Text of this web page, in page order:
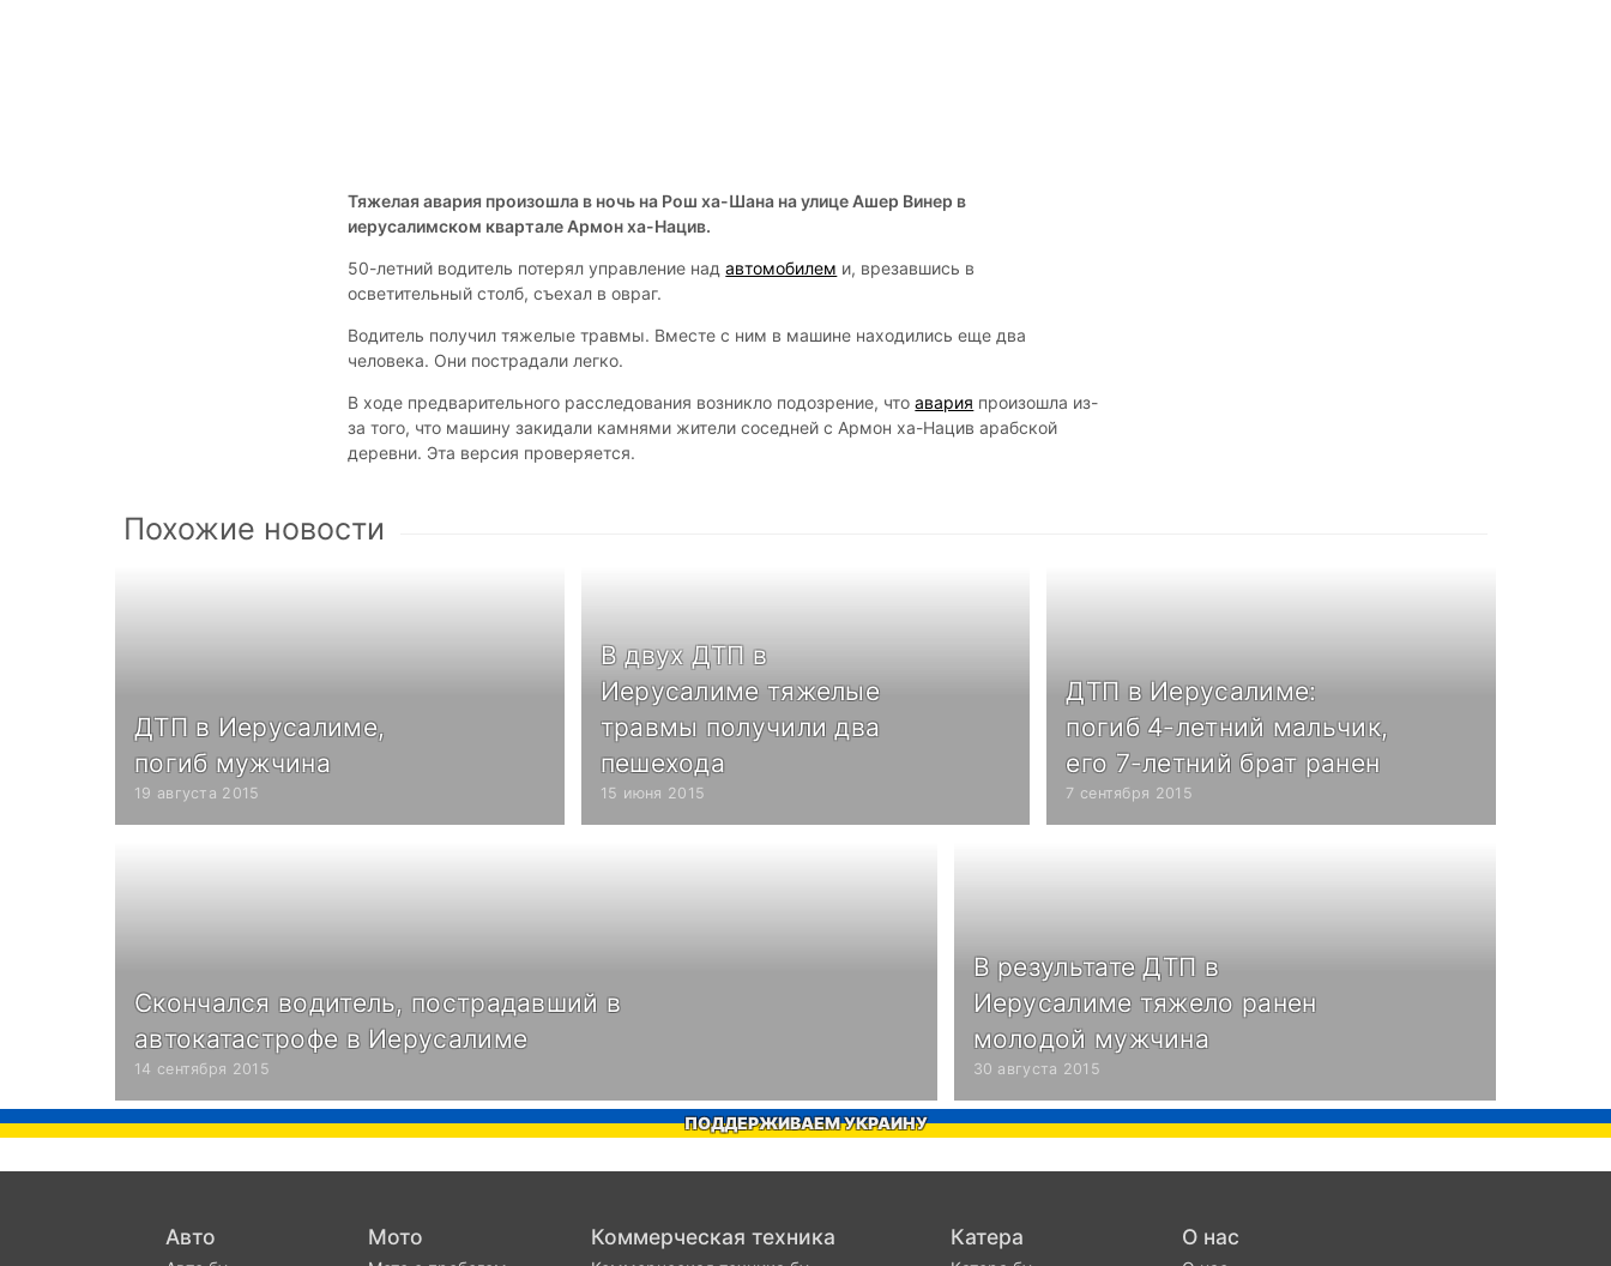
Тяжелая авария произошла в ночь на Рош ха-Шана на улице Ашер Винер в
иерусалимском квартале Армон ха-Нацив.
50-летний водитель потерял управление надавтомобилем и, врезавшись в
осветительный столб, съехал в овраг.
Водитель получил тяжелые травмы. Вместе с ним в машине находились еще два
человека. Они пострадали легко.
В ходе предварительного расследования возникло подозрение, чтоавария произошла из-
за того, что машину закидали камнями жители соседней с Армон ха-Нацив арабской
деревни. Эта версия проверяется.
Похожие новости
ДТП в Иерусалиме,
погиб мужчина
19 августа 2015
В двух ДТП в
Иерусалиме тяжелые
травмы получили два
пешехода
15 июня 2015
ДТП в Иерусалиме:
погиб 4-летний мальчик,
его 7-летний брат ранен
7 сентября 2015
Скончался водитель, пострадавший в
автокатастрофе в Иерусалиме
14 сентября 2015
В результате ДТП в
Иерусалиме тяжело ранен
молодой мужчина
30 августа 2015
ПОДДЕРЖИВАЕМ УКРАИНУ
Авто Мото Коммерческая техника Катера О нас